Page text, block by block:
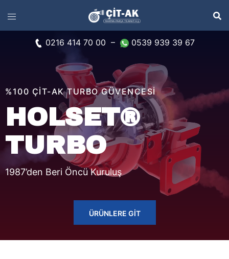
0216 414 70 00 – 0539 939 39 67
%100 ÇİT-AK TURBO GÜVENCESİ
HOLSET®
TURBO
1987’den Beri Öncü Kuruluş
ÜRÜNLERE GIT